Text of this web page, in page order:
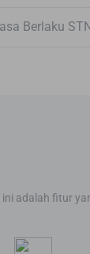
Berlaku
adalah fitur